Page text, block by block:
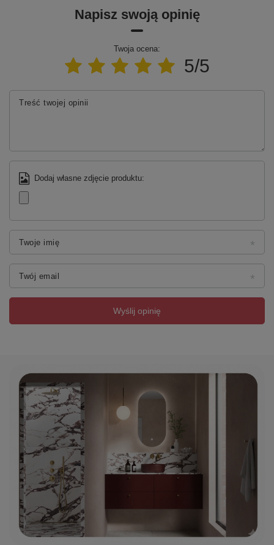
Napisz swoją opinię
Twoja ocena:
5/5
Treść twojej opinii
Dodaj własne zdjęcie produktu:
Twoje imię
Twój email
Wyślij opinię